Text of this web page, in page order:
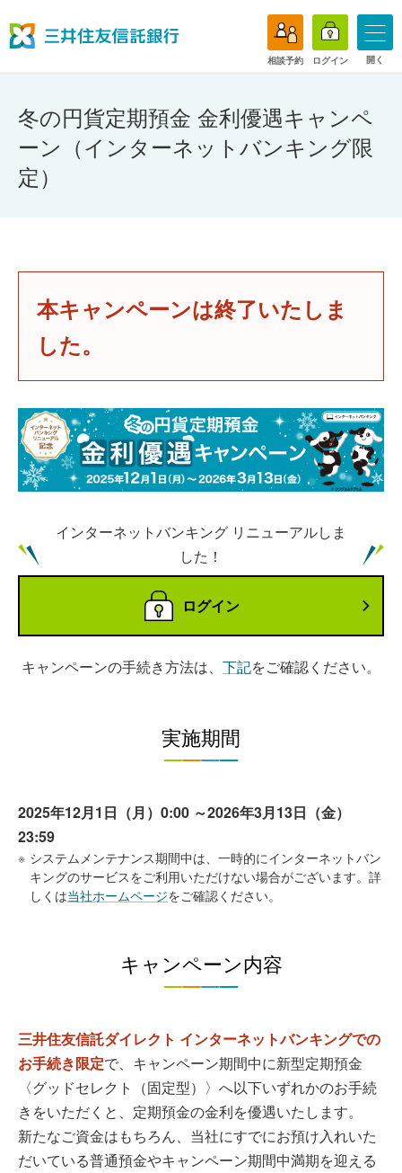
相談予約 ログイン 開く
冬の円貨定期預金 金利優遇キャンペ
ーン（インターネットバンキング限
定）
本キャンペーンは終了いたしま
した。
インターネットバンキング リニューアルしま
した！
ログイン
キャンペーンの手続き方法は、 下記をご確認ください。
実施期間
2025年12月1日（月）0:00 ～2026年3月13日（金）
23:59
※ システムメンテナンス期間中は、一時的にインターネットバン
キングのサービスをご利用いただけない場合がございます。詳
しくは当社ホームページをご確認ください。
キャンペーン内容
三井住友信託ダイレクト インターネットバンキングでの
お手続き限定で、キャンペーン期間中に新型定期預金
〈グッドセレクト（固定型）〉へ以下いずれかのお手続
きをいただくと、定期預金の金利を優遇いたします。
新たなご資金はもちろん、当社にすでにお預け入れいた
だいている普通預金やキャンペーン期間中満期を迎える